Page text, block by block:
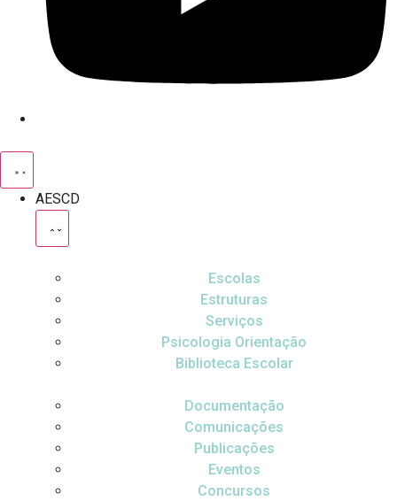
AESCD
Escolas
Estruturas
Serviços
Psicologia Orientação
Biblioteca Escolar
Documentação
Comunicações
Publicações
Eventos
Concursos